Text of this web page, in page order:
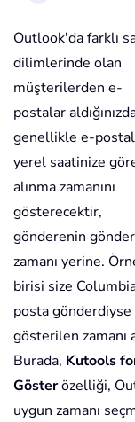
Outlook'da farklı
dilimlerinde olan
müşterilerden e-
postalar
genellikle e-
yerel saatinize
alınma zamanını
gösterecektir,
gönderenin
zamanı yerine.
birisi size
posta
gösterilen zamanı
Burada, Kutools
Gösterözelliği,
uygun zamanı